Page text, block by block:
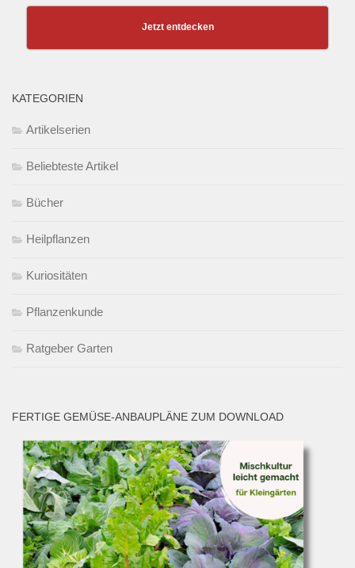
Jetzt entdecken
KATEGORIEN
Artikelserien
Beliebteste Artikel
Bücher
Heilpflanzen
Kuriositäten
Pflanzenkunde
Ratgeber Garten
FERTIGE GEMÜSE-ANBAUPLÄNE ZUM DOWNLOAD